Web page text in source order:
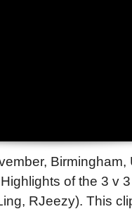
Birmingham,
of the 3 v
RJeezy). This